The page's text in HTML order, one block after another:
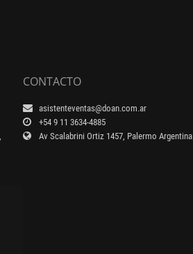
CONTACTO
asistenteventas@doan.com.ar
+54 9 11 3634-4885
Av Scalabrini Ortiz 1457, Palermo Argentina